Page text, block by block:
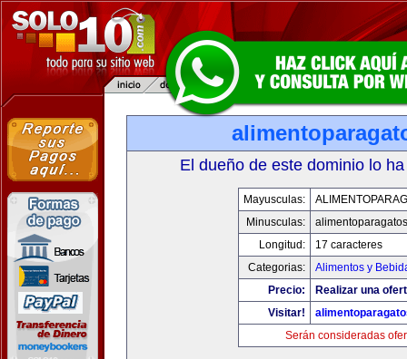
El dueño de este dominio lo
Mayusculas:
Minusculas:
Longitud:
17 caracteres
Categorias:
Alimentos y
Precio:
Realizar una
Visitar!
Serán consideradas